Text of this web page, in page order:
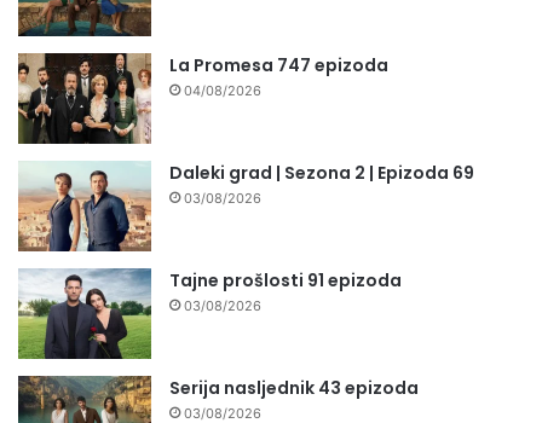
La Promesa 747 epizoda
04/08/2026
Daleki grad | Sezona 2 | Epizoda 69
03/08/2026
Tajne prošlosti 91 epizoda
03/08/2026
Serija nasljednik 43 epizoda
03/08/2026